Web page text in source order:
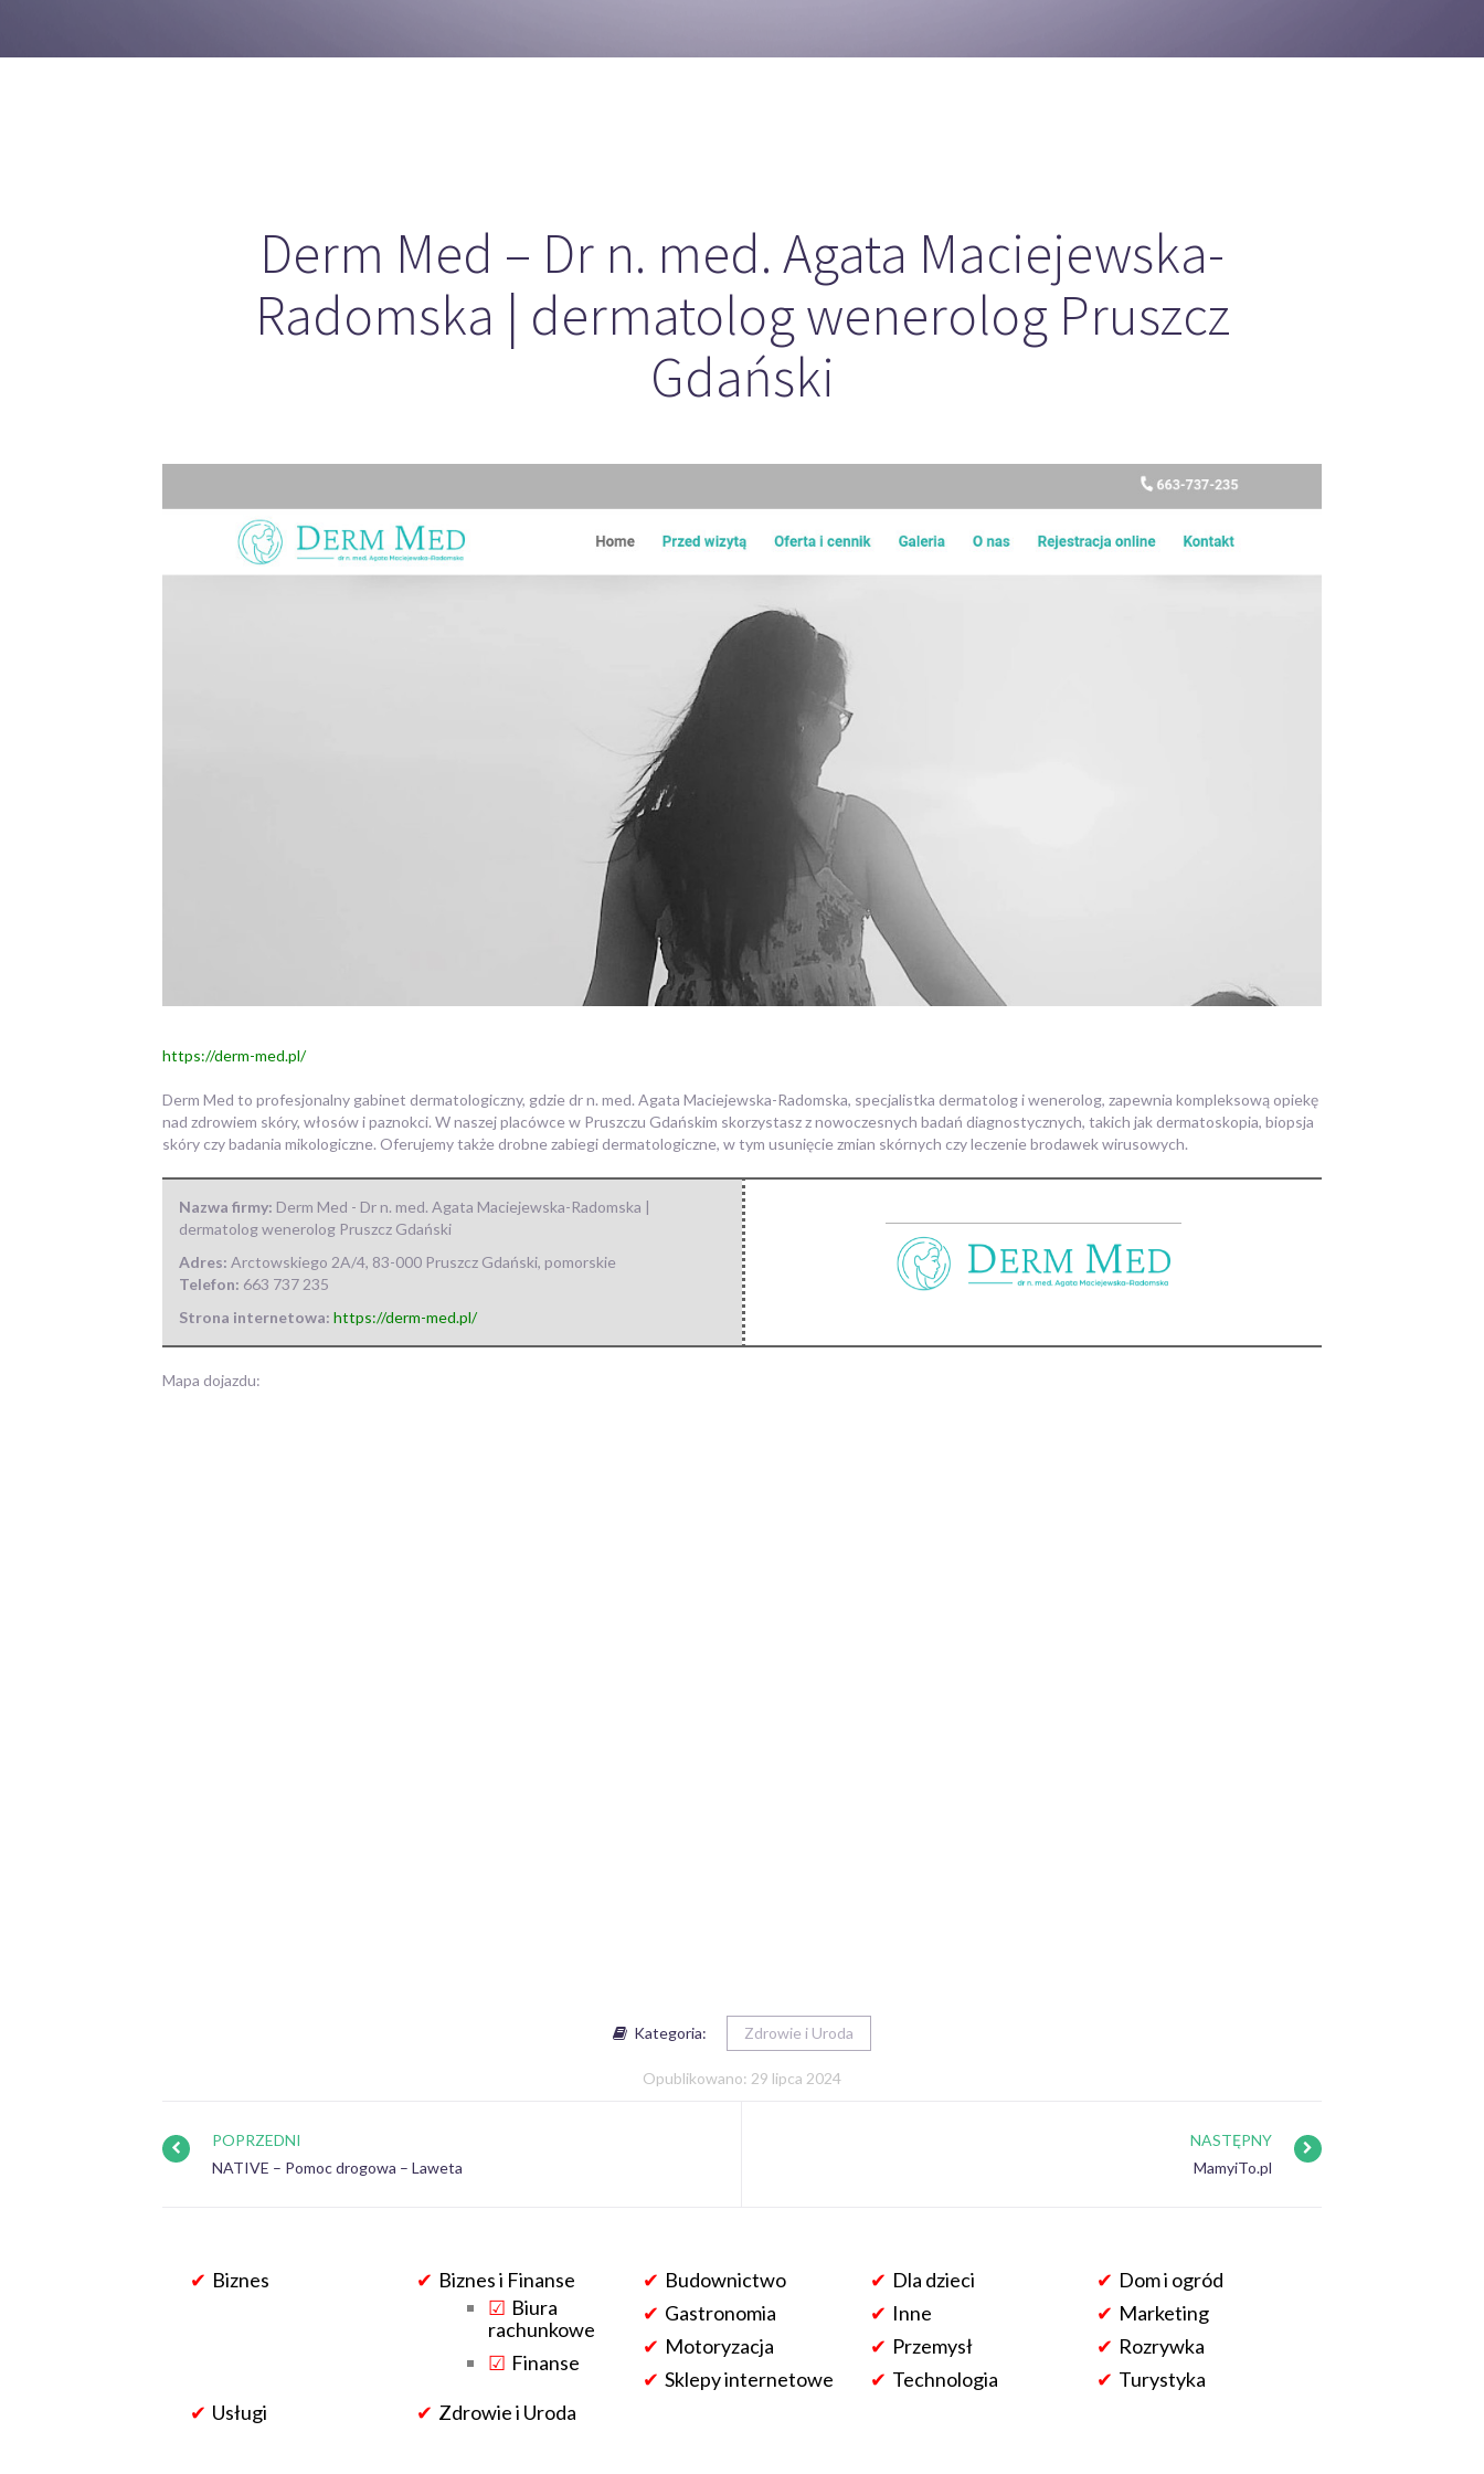
Derm Med – Dr n. med. Agata Maciejewska-
Radomska | dermatolog wenerolog Pruszcz
Gdański
https://derm-med.pl/
Derm Med to profesjonalny gabinet dermatologiczny, gdzie dr n. med. Agata Maciejewska-Radomska, specjalistka dermatolog i wenerolog, zapewnia kompleksową opiekę
nad zdrowiem skóry, włosów i paznokci. W naszej placówce w Pruszczu Gdańskim skorzystasz z nowoczesnych badań diagnostycznych, takich jak dermatoskopia, biopsja
skóry czy badania mikologiczne. Oferujemy także drobne zabiegi dermatologiczne, w tym usunięcie zmian skórnych czy leczenie brodawek wirusowych.
Nazwa firmy: Derm Med - Dr n. med. Agata Maciejewska-Radomska |
dermatolog wenerolog Pruszcz Gdański
Adres: Arctowskiego 2A/4, 83-000 Pruszcz Gdański, pomorskie
Telefon: 663 737 235
Strona internetowa: https://derm-med.pl/
Mapa dojazdu:
Kategoria: Zdrowie i Uroda
Opublikowano: 29 lipca 2024
POPRZEDNI
NATIVE – Pomoc drogowa – Laweta
NASTĘPNY
MamyiTo.pl
Biznes
Biznes i Finanse
Biura
rachunkowe
Finanse
Budownictwo Dla dzieci
Dom i ogród
Gastronomia
Inne
Marketing
Motoryzacja
Przemysł
Rozrywka
Sklepy internetowe
Technologia
Turystyka
Usługi
Zdrowie i Uroda